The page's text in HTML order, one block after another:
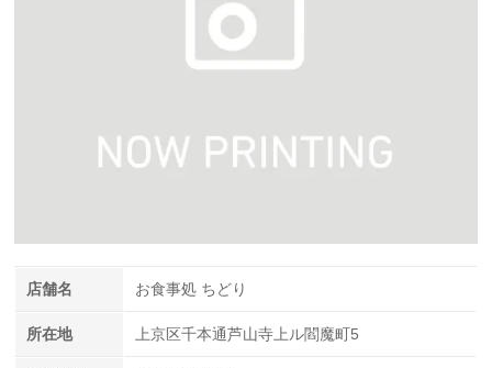
店舗名 お食事処 ちどり
所在地 上京区千本通芦山寺上ル閻魔町5